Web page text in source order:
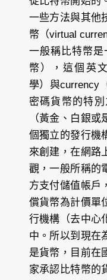
一些方法與其他
幣（virtual
一般稱比特幣是
幣），這個英
學）與currency
密碼貨幣的特
（黃金、白銀
個獨立的發行機
來創建，在網路
觀，一般所稱的
方支付儲值帳戶
償貨幣為計價單
行機構（去中心
中。所以到現在
是貨幣，目前在
家承認比特幣的